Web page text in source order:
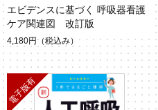
エビデンスに基づく 呼吸器看護
ケア関連図 改訂版
4,180円 （税込み）